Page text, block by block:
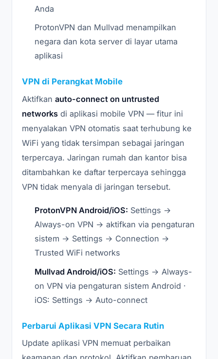
Anda
ProtonVPN dan Mullvad menampilkan
negara dan kota server di layar utama
aplikasi
VPN di Perangkat Mobile
Aktifkan auto-connect on untrusted
networks di aplikasi mobile VPN — fitur ini
menyalakan VPN otomatis saat terhubung ke
WiFi yang tidak tersimpan sebagai jaringan
terpercaya. Jaringan rumah dan kantor bisa
ditambahkan ke daftar terpercaya sehingga
VPN tidak menyala di jaringan tersebut.
ProtonVPN Android/iOS: Settings →
Always-on VPN → aktifkan via pengaturan
sistem → Settings → Connection →
Trusted WiFi networks
Mullvad Android/iOS: Settings → Always-
on VPN via pengaturan sistem Android ·
iOS: Settings → Auto-connect
Perbarui Aplikasi VPN Secara Rutin
Update aplikasi VPN memuat perbaikan